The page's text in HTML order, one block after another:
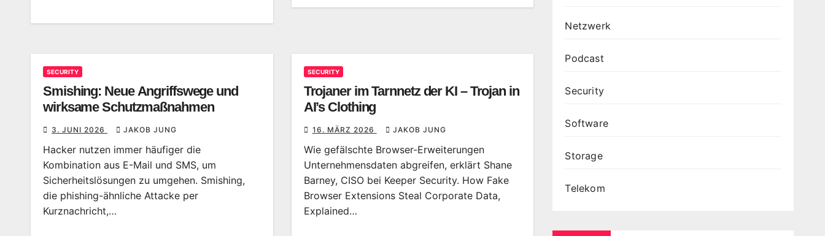
SECURITY
Smishing: Neue Angriffswege und
wirksame Schutzmaßnahmen
3. JUNI 2026 JAKOB JUNG
Hacker nutzen immer häufiger die
Kombination aus E-Mail und SMS, um
Sicherheitslösungen zu umgehen. Smishing,
die phishing-ähnliche Attacke per
Kurznachricht,…
SECURITY
Trojaner im Tarnnetz der KI – Trojan in
AI’s Clothing
16. MÄRZ 2026 JAKOB JUNG
Wie gefälschte Browser-Erweiterungen
Unternehmensdaten abgreifen, erklärt Shane
Barney, CISO bei Keeper Security. How Fake
Browser Extensions Steal Corporate Data,
Explained…
Netzwerk
Podcast
Security
Software
Storage
Telekom